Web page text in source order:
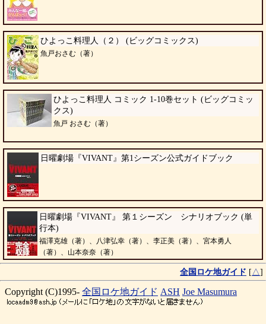
ひよっこ料理人（２） (ビッグコミックス)
魚戸おさむ（著）
ひよっこ料理人 コミック 1-10巻セット (ビッグコミッ
クス)
魚戸 おさむ（著）
日曜劇場『VIVANT』第1シーズン公式ガイドブック
日曜劇場『VIVANT』 第１シーズン シナリオブック (単
行本)
福澤克雄（著）、八津弘幸（著）、李正美（著）、宮本勇人
（著）、山本奈奈（著）
全国ロケ地ガイド [ △]
Copyright (C)1995- 全国ロケ地ガイド ASH Joe Masumura